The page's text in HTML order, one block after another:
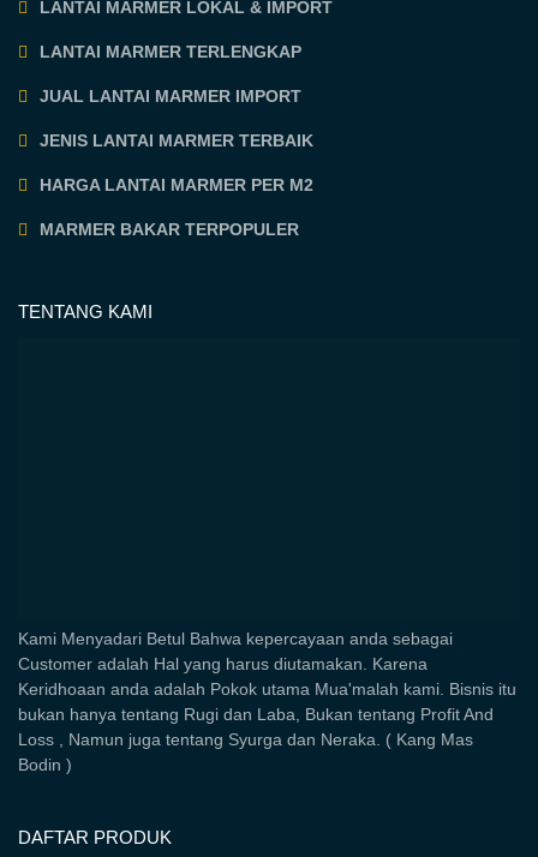
LANTAI MARMER LOKAL & IMPORT
LANTAI MARMER TERLENGKAP
JUAL LANTAI MARMER IMPORT
JENIS LANTAI MARMER TERBAIK
HARGA LANTAI MARMER PER M2
MARMER BAKAR TERPOPULER
TENTANG KAMI
Kami Menyadari Betul Bahwa kepercayaan anda sebagai
Customer adalah Hal yang harus diutamakan. Karena
Keridhoaan anda adalah Pokok utama Mua'malah kami. Bisnis itu
bukan hanya tentang Rugi dan Laba, Bukan tentang Profit And
Loss , Namun juga tentang Syurga dan Neraka. ( Kang Mas
Bodin )
DAFTAR PRODUK